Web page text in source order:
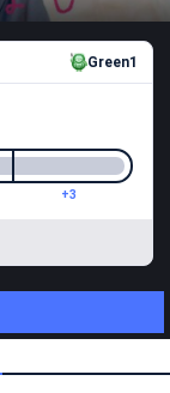
Green1
+3